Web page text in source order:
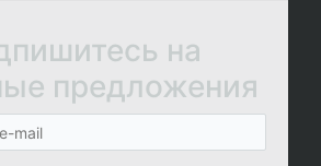
на
предложения